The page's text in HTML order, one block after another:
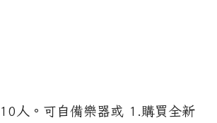
人。可自備樂器或 1.購買全新